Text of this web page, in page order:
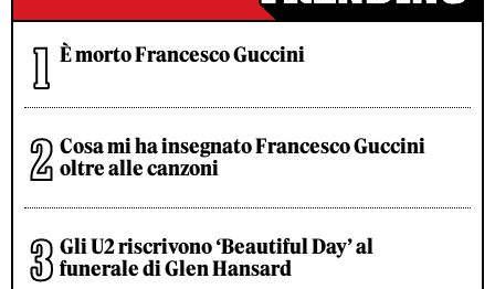
È morto Francesco Guccini
Cosa mi ha insegnato Francesco Guccini
oltre alle canzoni
Gli U2 riscrivono ‘Beautiful Day’ al
funerale di Glen Hansard